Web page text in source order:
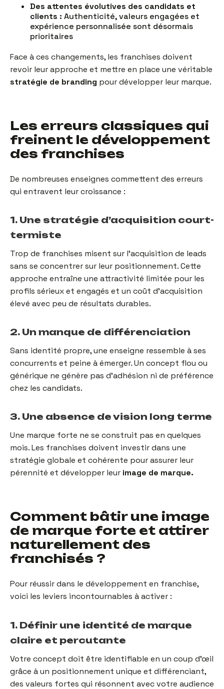
Des attentes évolutives des candidats et
clients : Authenticité, valeurs engagées et
expérience personnalisée sont désormais
prioritaires
Face à ces changements, les franchises doivent
revoir leur approche et mettre en place une véritable
stratégie de branding pour développer leur marque.
Les erreurs classiques qui
freinent le développement
des franchises
De nombreuses enseignes commettent des erreurs
qui entravent leur croissance :
1. Une stratégie d’acquisition court-
termiste
Trop de franchises misent sur l’acquisition de leads
sans se concentrer sur leur positionnement. Cette
approche entraîne une attractivité limitée pour les
profils sérieux et engagés et un coût d’acquisition
élevé avec peu de résultats durables.
2. Un manque de différenciation
Sans identité propre, une enseigne ressemble à ses
concurrents et peine à émerger. Un concept flou ou
générique ne génère pas d’adhésion ni de préférence
chez les candidats.
3. Une absence de vision long terme
Une marque forte ne se construit pas en quelques
mois. Les franchises doivent investir dans une
stratégie globale et cohérente pour assurer leur
pérennité et développer leur image de marque.
Comment bâtir une image
de marque forte et attirer
naturellement des
franchisés ?
Pour réussir dans le développement en franchise,
voici les leviers incontournables à activer :
1. Définir une identité de marque
claire et percutante
Votre concept doit être identifiable en un coup d’œil
grâce à un positionnement unique et différenciant,
des valeurs fortes qui résonnent avec votre audience